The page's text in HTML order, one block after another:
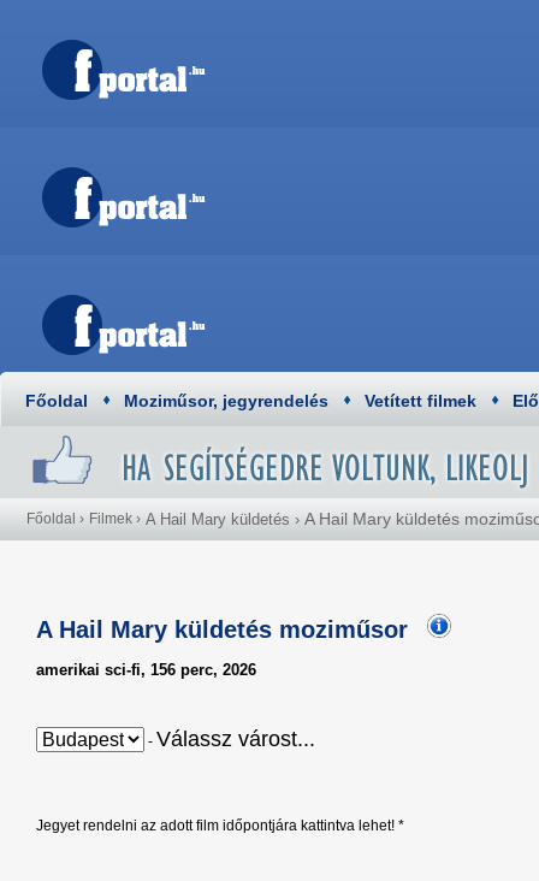
Főoldal Moziműsor, jegyrendelés Vetített filmek
Főoldal › Filmek › A Hail Mary küldetés › A Hail Mary küldetés
A Hail Mary küldetés moziműsor
amerikai sci-fi, 156 perc, 2026
- Válassz várost...
Jegyet rendelni az adott film időpontjára kattintva lehet! *